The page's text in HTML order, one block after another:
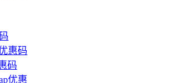
惠码
码
优惠